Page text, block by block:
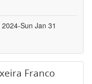
Sun Jan 31
Franco